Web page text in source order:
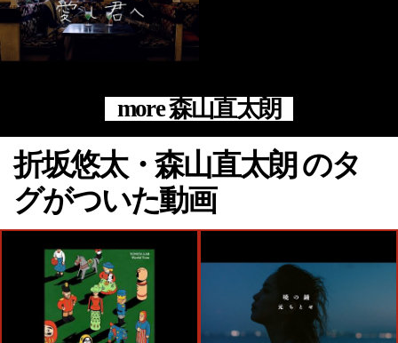
more 森山直太朗
折坂悠太・森山直太朗 のタ
グがついた動画